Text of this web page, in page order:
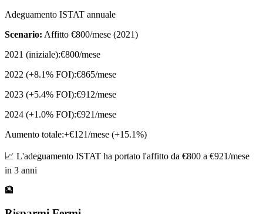
Adeguamento ISTAT annuale
Scenario: Affitto €800/mese (2021)
2021 (iniziale):€800/mese
2022 (+8.1% FOI):€865/mese
2023 (+5.4% FOI):€912/mese
2024 (+1.0% FOI):€921/mese
Aumento totale:+€121/mese (+15.1%)
📈 L'adeguamento ISTAT ha portato l'affitto da €800 a €921/mese
in 3 anni
🏦